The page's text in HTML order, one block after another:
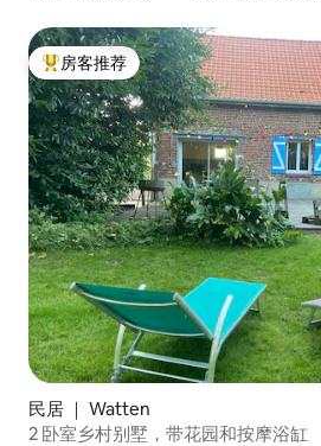
热门「房客推荐」
房客推荐
民居 ｜ Watten
2 卧室乡村别墅，带花园和按摩浴缸